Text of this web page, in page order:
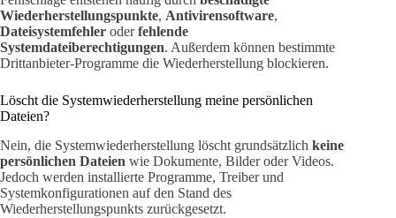
Wiederherstellungspunkte, Antivirensoftware,
Dateisystemfehler oderfehlende
Systemdateiberechtigungen. Außerdem können bestimmte
Drittanbieter-Programme die Wiederherstellung blockieren.
Löscht die Systemwiederherstellung meine persönlichen
Dateien?
Nein, die Systemwiederherstellung löscht grundsätzlich keine
persönlichen Dateien wie Dokumente, Bilder oder Videos.
Jedoch werden installierte Programme, Treiber und
Systemkonfigurationen auf den Stand des
Wiederherstellungspunkts zurückgesetzt.